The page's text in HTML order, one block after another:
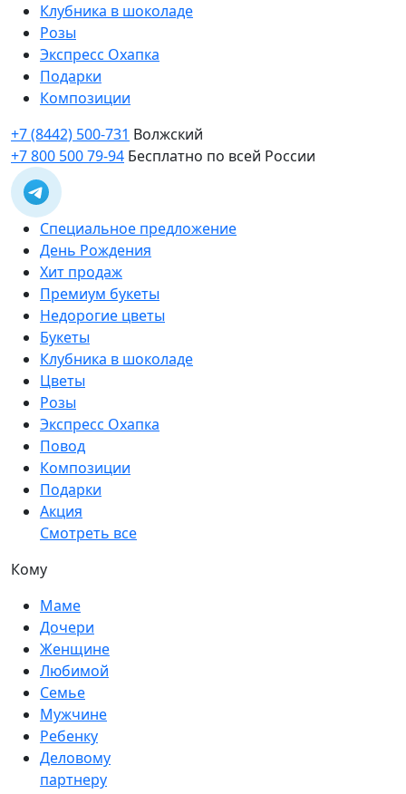
Клубника в шоколаде
Розы
Экспресс Охапка
Подарки
Композиции
+7 (8442) 500-731 Волжский
+7 800 500 79-94 Бесплатно по всей России
Специальное предложение
День Рождения
Хит продаж
Премиум букеты
Недорогие цветы
Букеты
Клубника в шоколаде
Цветы
Розы
Экспресс Охапка
Повод
Композиции
Подарки
Акция
Смотреть все
Кому
Маме
Дочери
Женщине
Любимой
Семье
Мужчине
Ребенку
Деловому
партнеру